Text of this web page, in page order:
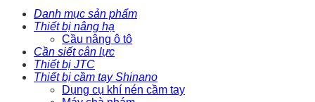
Danh mục sản phẩm
Thiết bị nâng hạ
Cầu nâng ô tô
Cần siết cân lực
Thiết bị JTC
Thiết bị cầm tay Shinano
Dụng cụ khí nén cầm tay